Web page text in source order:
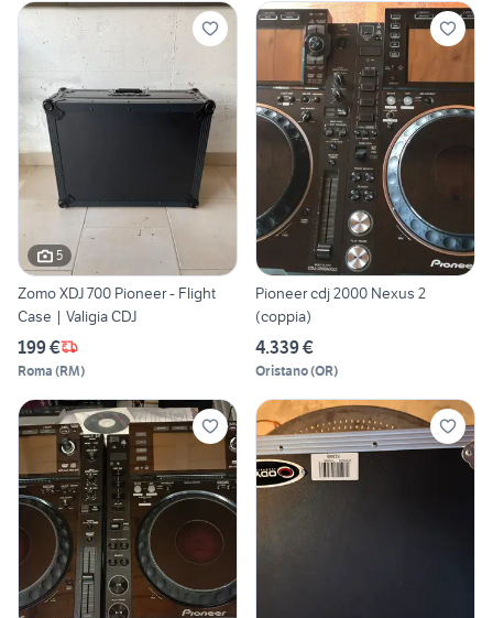
5
Zomo XDJ 700 Pioneer - Flight
Case | Valigia CDJ
199 €
Roma (RM)
Pioneer cdj 2000 Nexus 2
(coppia)
4.339 €
Oristano(OR)